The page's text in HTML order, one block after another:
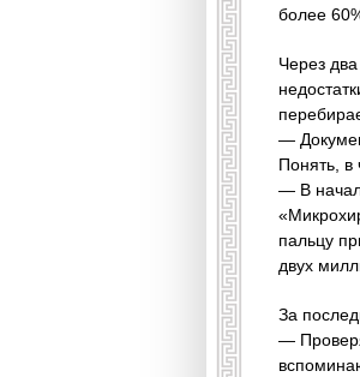
более
Через
—
Понять,
— В
пальцу
двух
За
—